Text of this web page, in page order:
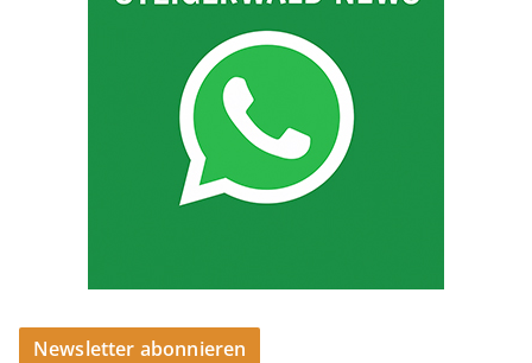
Newsletter abonnieren